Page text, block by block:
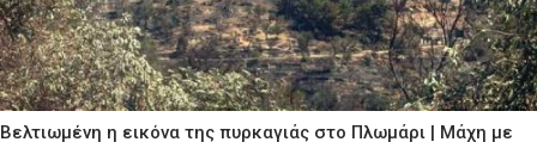
Βελτιωμένη η εικόνα της πυρκαγιάς στο Πλωμάρι | Μάχη με